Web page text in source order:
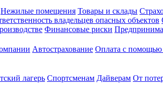
Нежилые помещения Товары и склады
владельцев опасных объектов
Финансовые риски
Автострахование Оплата с
лагерь Спортсменам Дайверам От